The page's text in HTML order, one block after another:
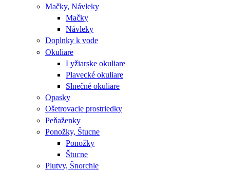
Mačky, Návleky
Mačky
Návleky
Doplnky k vode
Okuliare
Lyžiarske okuliare
Plavecké okuliare
Slnečné okuliare
Opasky
Ošetrovacie prostriedky
Peňaženky
Ponožky, Štucne
Ponožky
Štucne
Plutvy, Šnorchle